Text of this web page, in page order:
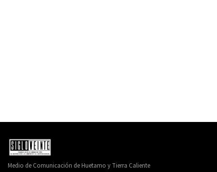
Medio de Comunicación de Huetamo y Tierra Caliente